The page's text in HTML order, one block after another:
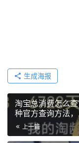
生成海报
淘宝总消费怎么
种官方查询方法
上一篇